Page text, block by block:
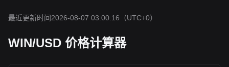
最近更新时间2026-08-07 03:00:16 （UTC+0）
WIN/USD 价格计算器